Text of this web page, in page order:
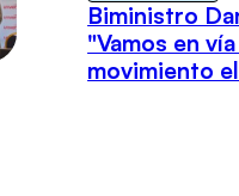
Biministro
"Vamos en
movimiento